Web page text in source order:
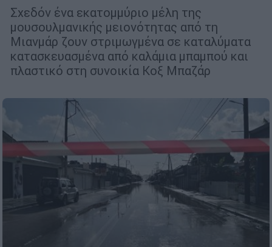
Σχεδόν ένα εκατομμύριο μέλη της
μουσουλμανικής μειονότητας από τη
Μιανμάρ ζουν στριμωγμένα σε καταλύματα
κατασκευασμένα από καλάμια μπαμπού και
πλαστικό στη συνοικία Κοξ Μπαζάρ